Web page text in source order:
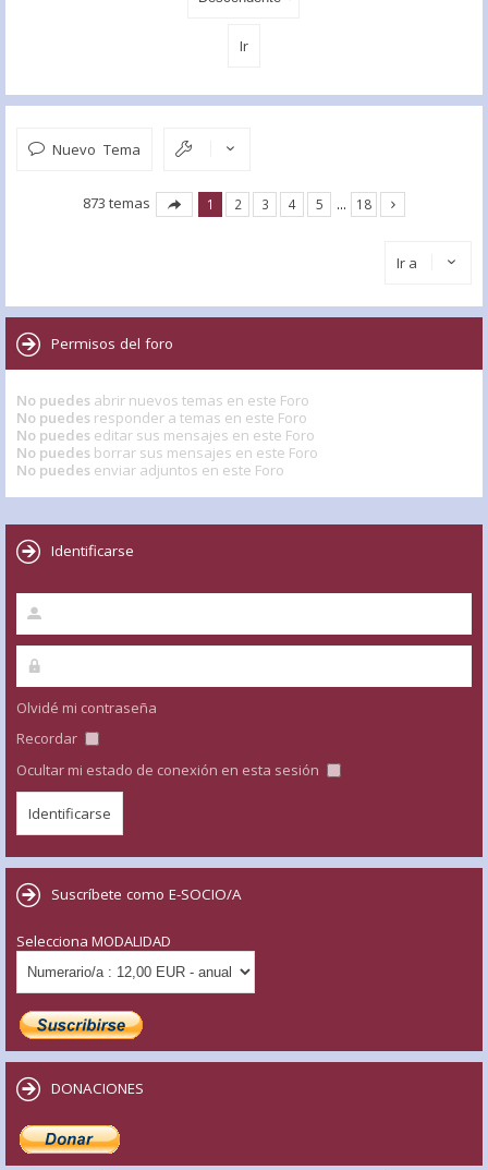
Nuevo Tema
873 temas 1 2 3 4 5 … 18
Ir a
Permisos del foro
No puedes abrir nuevos temas en este Foro
No puedes responder a temas en este Foro
No puedes editar sus mensajes en este Foro
No puedes borrar sus mensajes en este Foro
No puedes enviar adjuntos en este Foro
Identificarse
Olvidé mi contraseña
Recordar
Ocultar mi estado de conexión en esta sesión
Suscríbete como E-SOCIO/A
Selecciona MODALIDAD
DONACIONES